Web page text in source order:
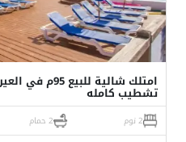
امتلك شالية
تشطيب كامله
2 نوم 2 حمام